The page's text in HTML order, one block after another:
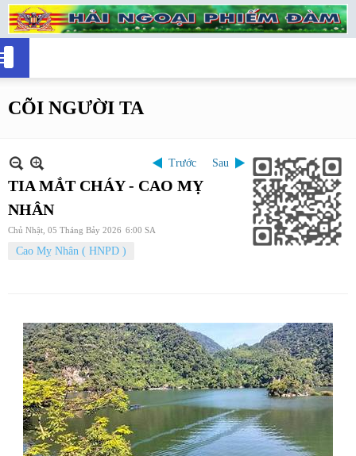
CÕI NGƯỜI TA
Trước Sau
TIA MẮT CHÁY - CAO MỴ
NHÂN
Chủ Nhật, 05 Tháng Bảy 2026 6:00 SA
Cao Mỵ Nhân ( HNPD )